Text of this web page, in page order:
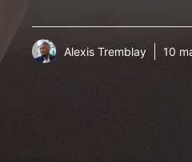
Alexis Tremblay 10